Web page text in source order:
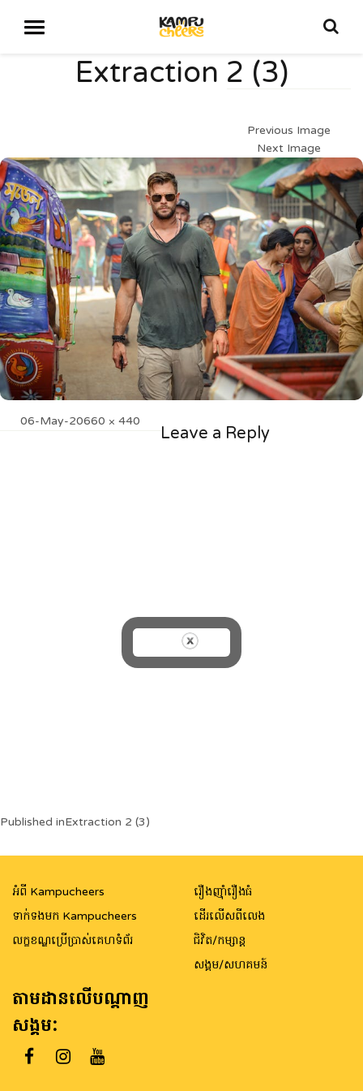
Extraction 2 (3)
Previous Image
Next Image
Posted
06-May-20Full
660 × 440
Leave a Reply
Post
navigation
Published inExtraction 2 (3)
អំពី Kampucheers
ទាក់ទងមក Kampucheers
លក្ខខណ្ឌប្រើប្រាស់គេហទំព័រ
រឿងញ៉ាំរឿងធំ
ដើរលើសពីលេង
ជិវិត/កម្សាន្ត
សង្គម/សហគមន៍
តាមដានលើបណ្តាញ
សង្គម: